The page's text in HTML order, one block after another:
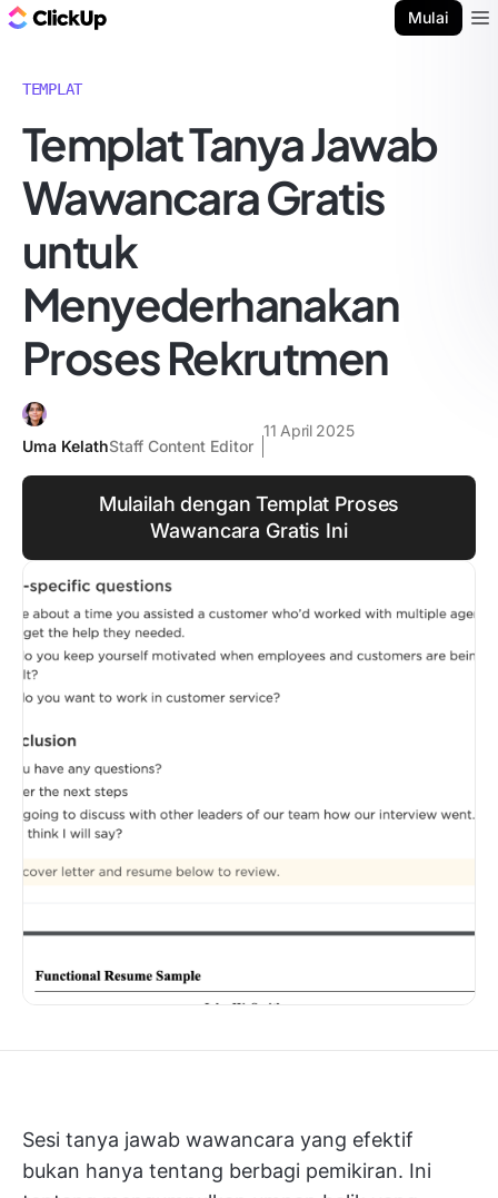
Mulai
TEMPLAT
Templat Tanya Jawab
Wawancara Gratis
untuk
Menyederhanakan
Proses Rekrutmen
Uma KelathStaff Content Editor
11 April 2025
Mulailah dengan Templat Proses
Wawancara Gratis Ini
Sesi tanya jawab wawancara yang efektif
bukan hanya tentang berbagi pemikiran. Ini